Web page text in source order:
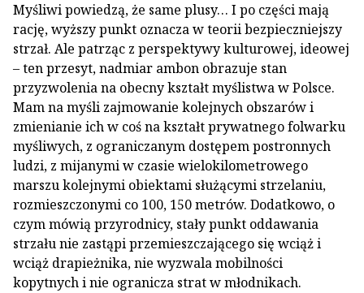
Myśliwi powiedzą, że same plusy… I po części mają
rację, wyższy punkt oznacza w teorii bezpieczniejszy
strzał. Ale patrząc z perspektywy kulturowej, ideowej
– ten przesyt, nadmiar ambon obrazuje stan
przyzwolenia na obecny kształt myślistwa w Polsce.
Mam na myśli zajmowanie kolejnych obszarów i
zmienianie ich w coś na kształt prywatnego folwarku
myśliwych, z ograniczanym dostępem postronnych
ludzi, z mijanymi w czasie wielokilometrowego
marszu kolejnymi obiektami służącymi strzelaniu,
rozmieszczonymi co 100, 150 metrów. Dodatkowo, o
czym mówią przyrodnicy, stały punkt oddawania
strzału nie zastąpi przemieszczającego się wciąż i
wciąż drapieżnika, nie wyzwala mobilności
kopytnych i nie ogranicza strat w młodnikach.